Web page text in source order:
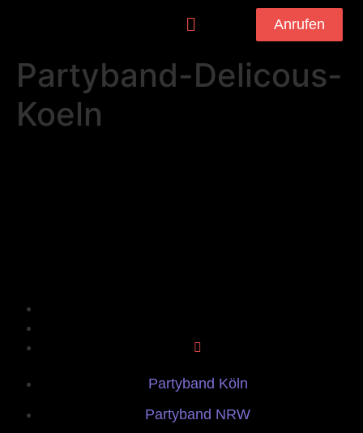
Anrufen
Partyband-Delicous-
Koeln
Partyband Köln
Partyband NRW